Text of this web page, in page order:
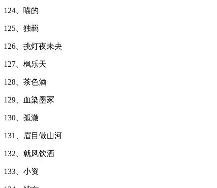
124、喵的
125、独羁
126、挑灯夜未央
127、枫乐天
128、茶色酒
129、血染墨冢
130、孤澈
131、眉目做山河
132、就风饮酒
133、小资